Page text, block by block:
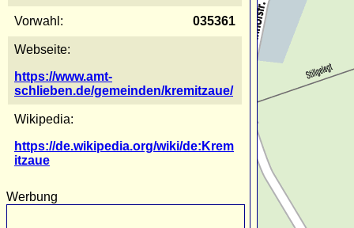
Vorwahl: 035361
Webseite:
https://www.amt-
schlieben.de/gemeinden/kremitzaue/
Wikipedia:
https://de.wikipedia.org/wiki/de:Krem
itzaue
Werbung